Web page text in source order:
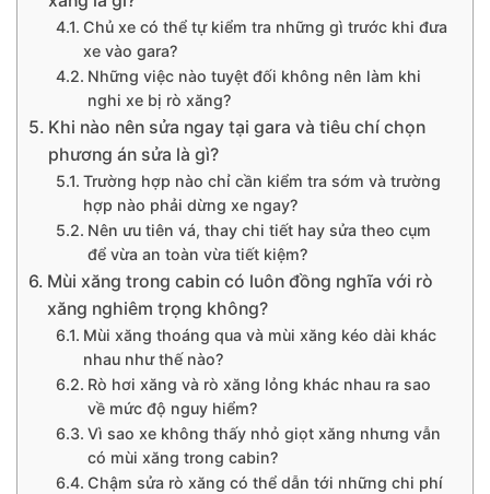
Chủ xe có thể tự kiểm tra những gì trước khi đưa
xe vào gara?
Những việc nào tuyệt đối không nên làm khi
nghi xe bị rò xăng?
Khi nào nên sửa ngay tại gara và tiêu chí chọn
phương án sửa là gì?
Trường hợp nào chỉ cần kiểm tra sớm và trường
hợp nào phải dừng xe ngay?
Nên ưu tiên vá, thay chi tiết hay sửa theo cụm
để vừa an toàn vừa tiết kiệm?
Mùi xăng trong cabin có luôn đồng nghĩa với rò
xăng nghiêm trọng không?
Mùi xăng thoáng qua và mùi xăng kéo dài khác
nhau như thế nào?
Rò hơi xăng và rò xăng lỏng khác nhau ra sao
về mức độ nguy hiểm?
Vì sao xe không thấy nhỏ giọt xăng nhưng vẫn
có mùi xăng trong cabin?
Chậm sửa rò xăng có thể dẫn tới những chi phí